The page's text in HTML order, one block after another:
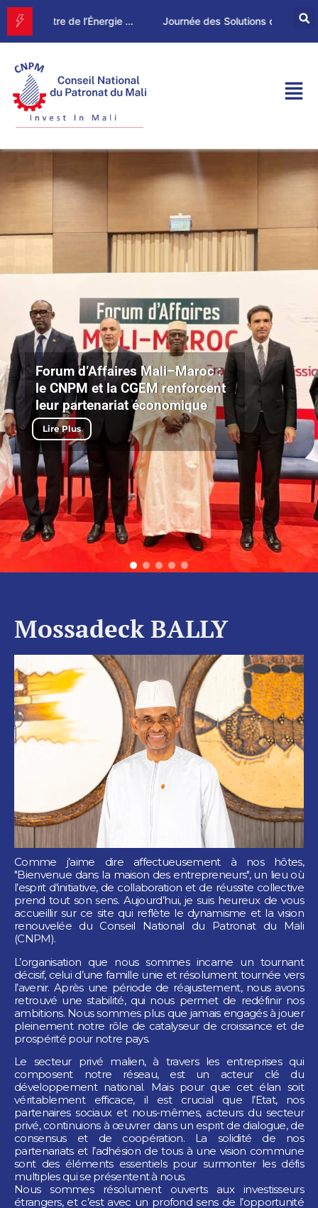
Journée des Solutions de Financement du CNPM
Forum d’Affaires Mali–Maroc :
le CNPM et la CGEM renforcent
leur partenariat économique
Lire Plus
Mossadeck BALLY
Comme j’aime dire affectueusement à nos hôtes,
"Bienvenue dans la maison des entrepreneurs", un lieu où
l’esprit d'initiative, de collaboration et de réussite collective
prend tout son sens. Aujourd’hui, je suis heureux de vous
accueillir sur ce site qui reflète le dynamisme et la vision
renouvelée du Conseil National du Patronat du Mali
(CNPM).
L’organisation que nous sommes incarne un tournant
décisif, celui d’une famille unie et résolument tournée vers
l’avenir. Après une période de réajustement, nous avons
retrouvé une stabilité, qui nous permet de redéfinir nos
ambitions. Nous sommes plus que jamais engagés à jouer
pleinement notre rôle de catalyseur de croissance et de
prospérité pour notre pays.
Le secteur privé malien, à travers les entreprises qui
composent notre réseau, est un acteur clé du
développement national. Mais pour que cet élan soit
véritablement efficace, il est crucial que l’Etat, nos
partenaires sociaux et nous-mêmes, acteurs du secteur
privé, continuions à œuvrer dans un esprit de dialogue, de
consensus et de coopération. La solidité de nos
partenariats et l’adhésion de tous à une vision commune
sont des éléments essentiels pour surmonter les défis
multiples qui se présentent à nous.
Nous sommes résolument ouverts aux investisseurs
étrangers, et c’est avec un profond sens de l’opportunité